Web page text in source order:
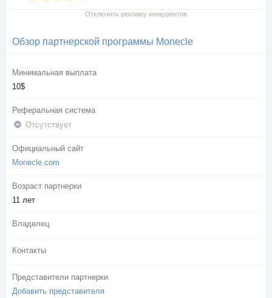
Отключить рекламу конкурентов
Обзор партнерской программы Monecle
Минимальная выплата
10$
Реферальная система
Отсутствует
Официальный сайт
Monecle.com
Возраст партнерки
11 лет
Владелец
Контакты
Представители партнерки
Добавить представителя